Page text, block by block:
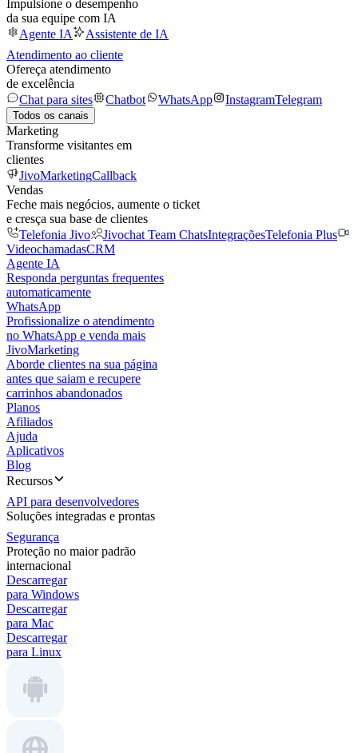
Impulsione o desempenho
da sua equipe com IA
Agente IA
Assistente de IA
Atendimento ao cliente
Ofereça atendimento
de excelência
Chat para sites
Chatbot WhatsApp InstagramTelegram
Todos os canais
Marketing
Transforme visitantes em
clientes
JivoMarketingCallback
Vendas
Feche mais negócios, aumente o ticket
e cresça sua base de clientes
Telefonia Jivo
Jivochat Team ChatsIntegraçõesTelefonia Plus
VideochamadasCRM
Agente IA
Responda perguntas frequentes
automaticamente
WhatsApp
Profissionalize o atendimento
no WhatsApp e venda mais
JivoMarketing
Aborde clientes na sua página
antes que saiam e recupere
carrinhos abandonados
Planos
Afiliados
Ajuda
Aplicativos
Blog
Recursos
API para desenvolvedores
Soluções integradas e prontas
Segurança
Proteção no maior padrão
internacional
Descarregar
para Windows
Descarregar
para Mac
Descarregar
para Linux